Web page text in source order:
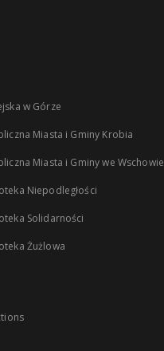
w Górze
Miasta i Gminy Krobia
Miasta i Gminy we Wschowie
Niepodległości
Solidarności
Żużlowa